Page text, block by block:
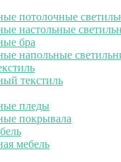
потолочные
настольные
бра
напольные
текстиль
пледы
покрывала
мебель